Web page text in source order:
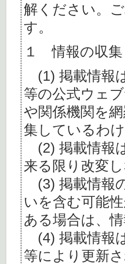
解ください。
す。
１ 情報の収集
(1) 掲載情報
等の公式ウェ
や関係機関を
集しているわ
(2) 掲載情報
来る限り改変
(3) 掲載情報
いを含む可能
ある場合は、
(4) 掲載情報
等により更新